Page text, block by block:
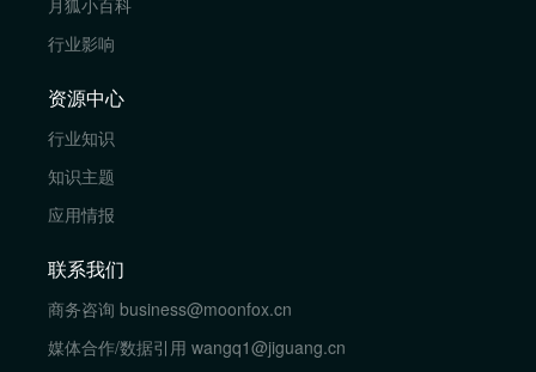
月狐小百科
行业影响
资源中心
行业知识
知识主题
应用情报
联系我们
商务咨询 business@moonfox.cn
媒体合作/数据引用 wangq1@jiguang.cn